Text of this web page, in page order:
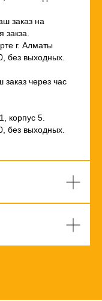
заказ на
закза.
г. Алматы
без выходных.
через час
корпус 5.
без выходных.